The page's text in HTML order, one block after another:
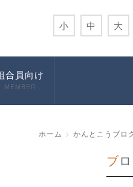
小 中 大
合員向け
MEMBER
ホーム かんとこうブロ
ブ